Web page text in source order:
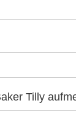
Tilly